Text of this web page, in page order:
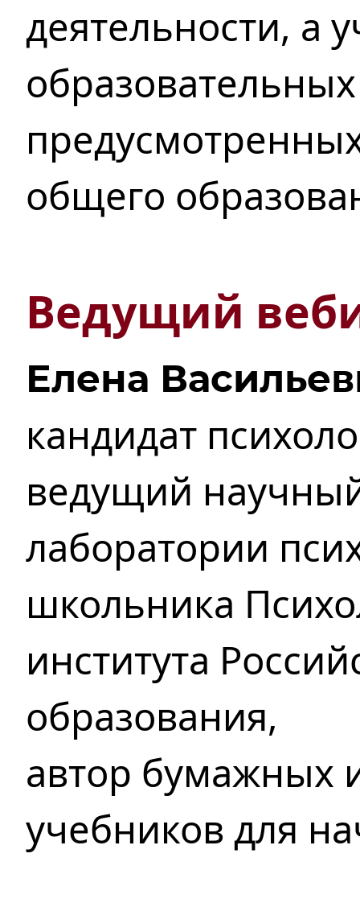
деятельности, а
общего
Ведущий
Елена
кандидат
ведущий
лаборатории
школьника
института
образования,
автор бумажных
учебников для